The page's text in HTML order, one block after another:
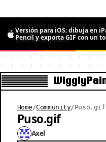
La versión para Android ya
gratis por tiempo limitado
pixel art animado
Versión para iOS: dibuja en
Pencil y exporta GIF con un
Home /Community/Puso.gif
Puso.gif
Axel